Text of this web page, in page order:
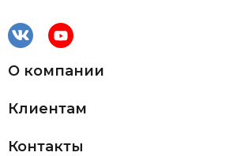
О компании
Клиентам
Контакты